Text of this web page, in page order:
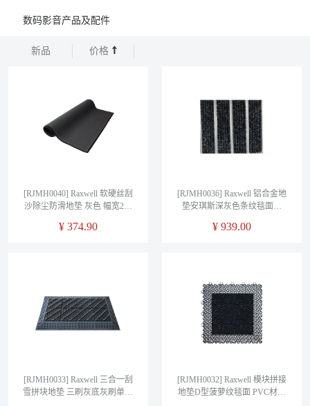
数码影音产品及配件
新品 价格
[RJMH0040] Raxwell 软硬丝刮
沙除尘防滑地垫 灰色 幅宽2米
¥ 374.90
[RJMH0036] Raxwell 铝合金地
垫安琪斯深灰色条纹毯面厚
平方米
¥939.00
[RJMH0033] Raxwell 三合一刮
雪拼块地垫 三刷灰底灰刷单片
[RJMH0032] Raxwell 模块拼接
地垫D型菠萝纹毯面 PVC材质